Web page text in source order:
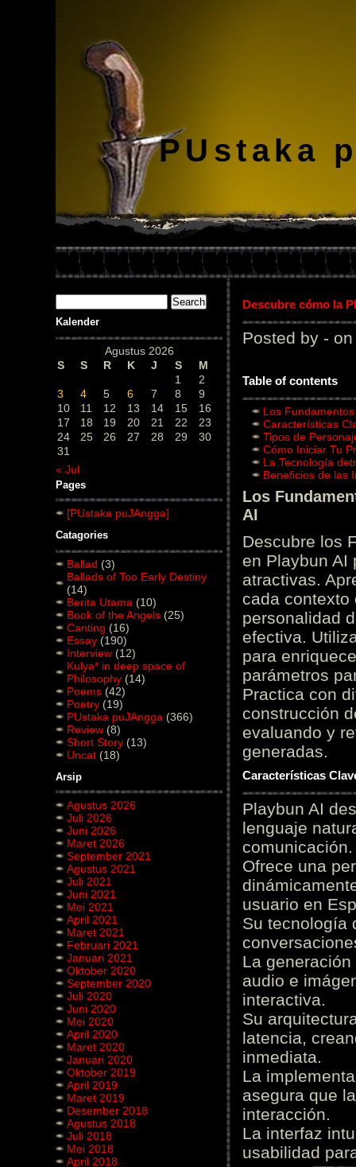
PUstaka
Kalender
Agustus 2026
S
S R K J S
M
1
2
3
4 5 6 7 8
9
10
11 12 13 14 15
16
17
18 19 20 21 22
23
24
25 26 27 28 29
30
31
« Jul
Pages
[PUstaka puJAngga]
Catagories
Ballad (3)
Ballads of Too Early Destiny
(14)
Berita Utama (10)
Book of the Angels (25)
Canting (16)
Essay (190)
Interview (12)
Kulya* in deep space of
Philosophy (14)
Poems (42)
Poetry (19)
PUstaka puJAngga (366)
Review (8)
Short Story (13)
Uncat (18)
Arsip
Agustus 2026
Juli 2026
Juni 2026
Maret 2026
September 2021
Agustus 2021
Juli 2021
Juni 2021
Mei 2021
April 2021
Maret 2021
Februari 2021
Januari 2021
Oktober 2020
September 2020
Juli 2020
Juni 2020
Mei 2020
April 2020
Maret 2020
Januari 2020
Oktober 2019
April 2019
Maret 2019
Desember 2018
Agustus 2018
Juli 2018
Mei 2018
April 2018
Descubre cómo la
Posted by - on
Table of contents
Los
Características
Tipos de
Cómo Iniciar Tu
La Tecnología
Beneficios de las
Los
AI
Descubre los
en Playbun AI
atractivas.
cada contexto
personalidad
efectiva.
para
parámetros
Practica con
construcción
evaluando y
generadas.
Características
Playbun AI
lenguaje
comunicación.
Ofrece una
usuario en
Su tecnología
La
audio e
interactiva.
Su
latencia,
inmediata.
La
asegura que
interacción.
La interfaz
usabilidad